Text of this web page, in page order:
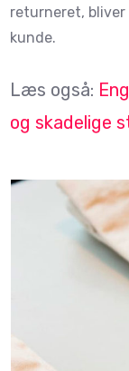
returneret,
kunde.
Læs også:
og skadelige